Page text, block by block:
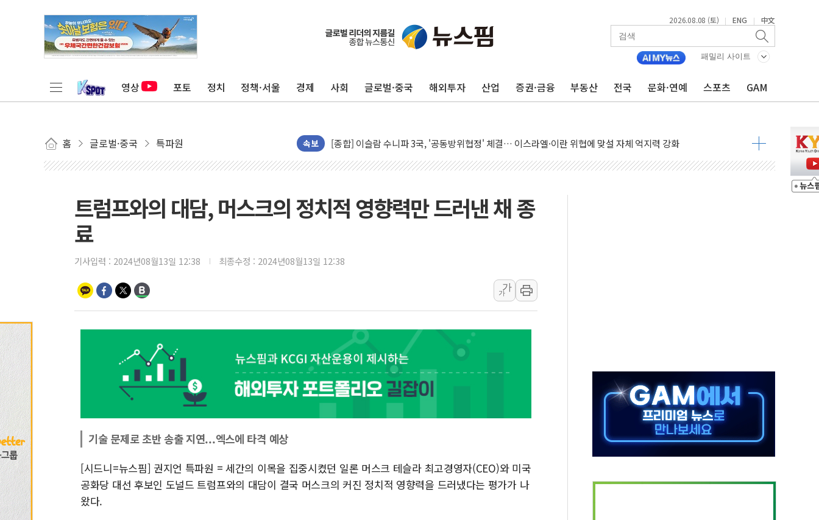
2026.08.08 (토) | ENG | 中文
패밀리 사이트
영상 포토 정치 정책·서울 경제 사회 글로벌·중국 해외투자 산업 증권·금융 부동산 전국 문화·연예 스포츠 GAM
홈 글로벌·중국 특파원 속보
유럽증시, 美 고용 예상 밖 부진에 연준 금리 인상 가능성 낮아지며 상승… STOXX 600 지수는 나흘 연속 최고치
[종합] 이슬람 수니파 3국, '공동방위협정' 체결… 이스라엘·이란 위협에 맞설 자체 억지력 강화
트럼프, 백신·자폐증 행정명령 검토…"이르면 다음 주"
이란 핵심 원유 수출항 '하르그섬', 최근 1주일 이상 '올스톱'… 美 해상봉쇄 영향
美 고용 쇼크에 엔화 장중 급등…시장은 "또 개입했나" 촉각
[사진] 이슬람 수니파 3개국, 공동방위협정 체결
뉴욕증시 개장 전 특징주...아틀라시안·클라우드플레어·태양광주↑ VS 트레이드데스크·웬디스↓
트럼프 "금리 내려야"…파월 때와 달리 워시엔 톤 낮춰
특정 정치인 측근 포항시 정책특보 내정설...포항시 '시끌'
李 "해남 태양광, 대한민국 다음 100년 밑거름…수도권 집중 완화 전환점"
李 대통령, '6시간 마라톤 부동산 2차 회의' 주재… "전폭적 공급 확대·속도전 총력"
트럼프, 中 겨냥 폴리실리콘 관세 15% 부과…美 태양광주 급등
트럼프와의 대담, 머스크의 정치적 영향력만 드러낸 채 종
료
기사입력 : 2024년08월13일 12:38 최종수정 : 2024년08월13일 12:38
가
가
기술 문제로 초반 송출 지연...엑스에 타격 예상
[시드니=뉴스핌] 권지언 특파원 = 세간의 이목을 집중시켰던 일론 머스크 테슬라 최고경영자(CEO)와 미국
공화당 대선 후보인 도널드 트럼프와의 대담이 결국 머스크의 커진 정치적 영향력을 드러냈다는 평가가 나
왔다.